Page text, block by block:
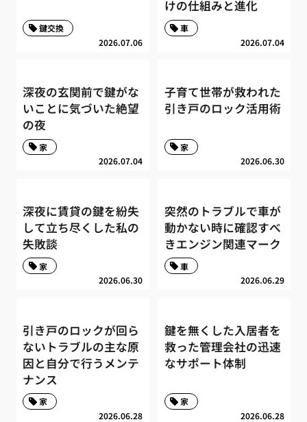
2026.07.06
鍵交換
けの仕組みと進化
2026.07.04
車
深夜の玄関前で鍵がな
いことに気づいた絶望
の夜
2026.07.04
家
子育て世帯が救われた
引き戸のロック活用術
2026.06.30
家
深夜に賃貸の鍵を紛失
して立ち尽くした私の
失敗談
2026.06.30
家
突然のトラブルで車が
動かない時に確認すべ
きエンジン関連マーク
2026.06.29
車
引き戸のロックが回ら
ないトラブルの主な原
因と自分で行うメンテ
ナンス
2026.06.28
家
鍵を無くした入居者を
救った管理会社の迅速
なサポート体制
2026.06.28
家